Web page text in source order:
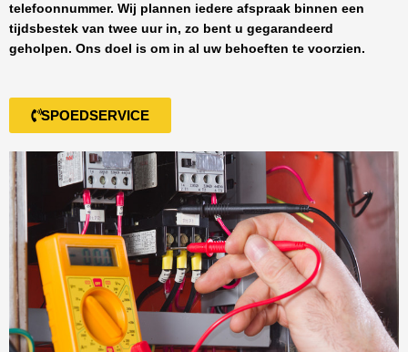
telefoonnummer. Wij plannen iedere afspraak binnen een
tijdsbestek van twee uur in, zo bent u gegarandeerd
geholpen. Ons doel is om in al uw behoeften te voorzien.
SPOEDSERVICE